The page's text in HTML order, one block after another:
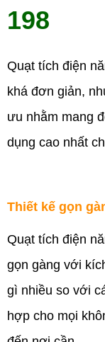
198
Quạt tích điện
khá đơn giản,
ưu nhằm mang
dụng cao nhất
Thiết kế gọn
Quạt tích điện
gọn gàng với
gì nhiều so với
hợp cho mọi